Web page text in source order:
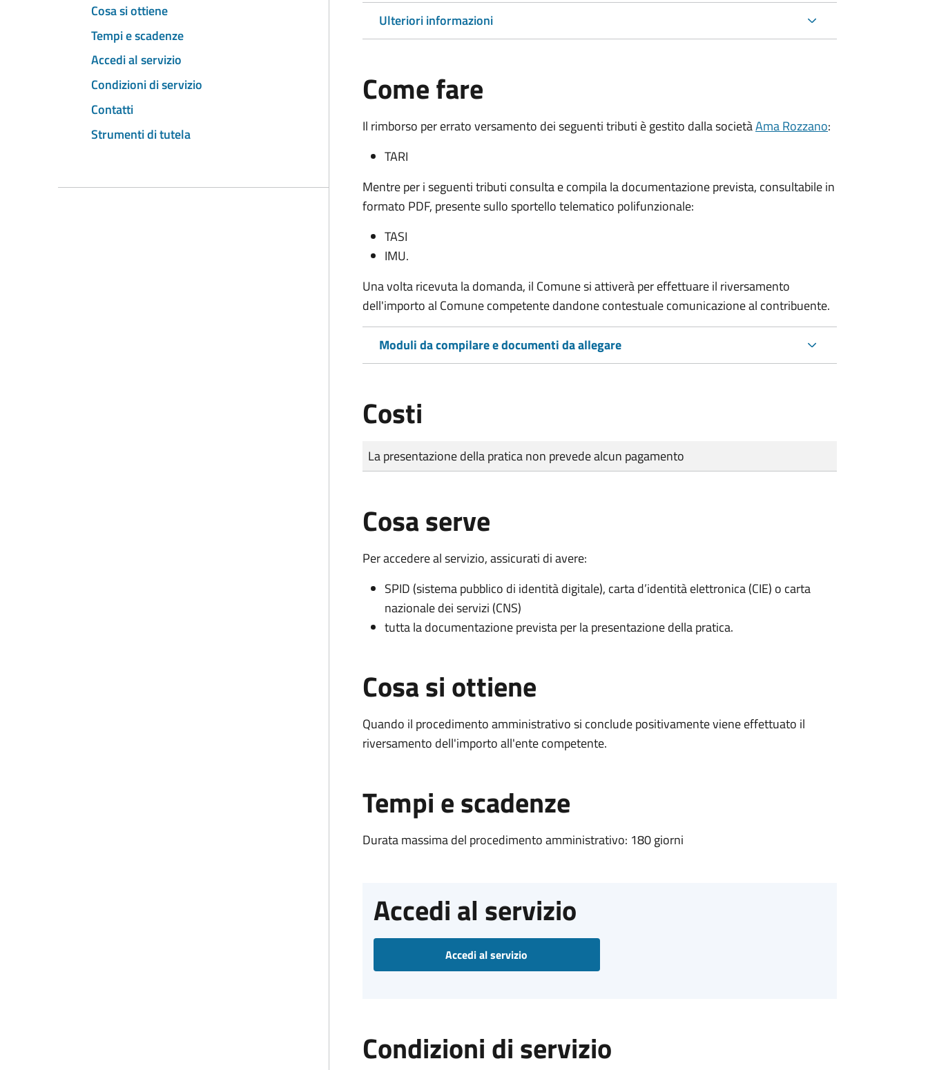
Cosa si ottiene
Tempi e scadenze
Accedi al servizio
Condizioni di servizio
Contatti
Strumenti di tutela
Ulteriori informazioni
Come fare
Il rimborso per errato versamento dei seguenti tributi è gestito dalla societàAma Rozzano:
TARI
Mentre per i seguenti tributi consulta e compilala documentazione prevista, consultabile in
formato PDF, presente sullo sportello telematico polifunzionale:
TASI
IMU.
Una volta ricevuta la domanda, il Comune si attiverà per effettuare il riversamento
dell'importo al Comune competente dandone contestuale comunicazione al contribuente.
Moduli da compilare e documenti da allegare
Costi
Tipo di pagamento
Importo
La presentazione della pratica non prevede alcun pagamento
Cosa serve
Per accedere al servizio, assicurati di avere:
SPID (sistema pubblico di identità digitale), carta d’identità elettronica (CIE) o carta
nazionale dei servizi (CNS)
tutta la documentazione prevista per la presentazione della pratica.
Cosa si ottiene
Quando il procedimento amministrativo si conclude positivamente viene effettuato il
riversamento dell'importo all'ente competente.
Tempi e scadenze
Durata massima del procedimento amministrativo: 180 giorni
Accedi al servizio
Accedi al servizio
Condizioni di servizio